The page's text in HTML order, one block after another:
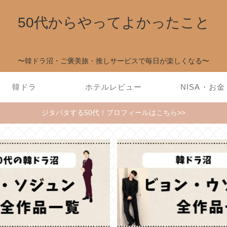
50代からやってよかったこと
〜韓ドラ沼・ご褒美旅・推しサービスで毎日が楽しくなる〜
韓ドラ ホテルレビュー NISA・お金
ジタバタする50代！プロフィールはこちら>>